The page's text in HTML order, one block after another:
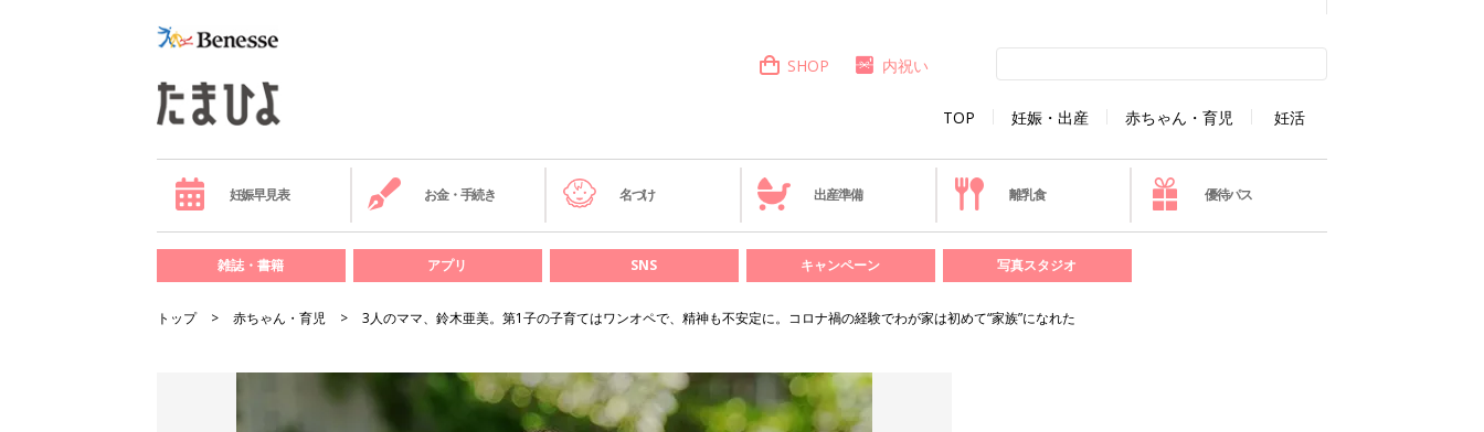
TOP 妊娠・出産 赤ちゃん・育児 妊活
SHOP 内祝い
妊娠早見表 お金・手続き 名づけ 出産準備 離乳食 優待パス
雑誌・書籍 アプリ SNS キャンペーン 写真スタジオ
トップ 赤ちゃん・育児 3人のママ、鈴木亜美。第1子の子育てはワンオペで、精神も不安定に。コロナ禍の経験でわが家は初めて“家族”になれた